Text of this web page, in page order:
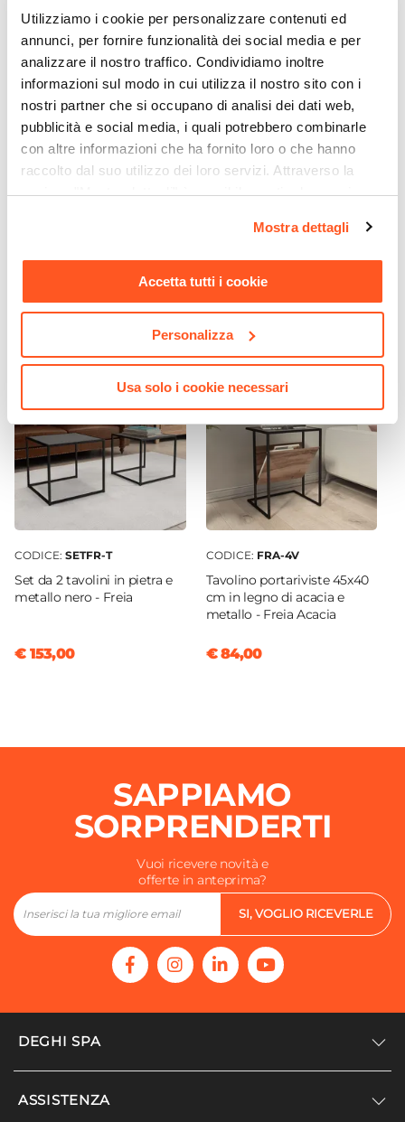
Utilizziamo i cookie per personalizzare contenuti ed
annunci, per fornire funzionalità dei social media e per
analizzare il nostro traffico. Condividiamo inoltre
informazioni sul modo in cui utilizza il nostro sito con i
nostri partner che si occupano di analisi dei dati web,
pubblicità e social media, i quali potrebbero combinarle
con altre informazioni che ha fornito loro o che hanno
raccolto dal suo utilizzo dei loro servizi. Attraverso la
sezione "Mostra dettagli" è possibile gestire le proprie
momento. Per maggiori informazioni si invita a leggere la
nostraCookie Policy.
Mostra dettagli
Accetta tutti i cookie
Personalizza
Usa solo i cookie necessari
Arreda con carattere il tuo ambiente indoor. É
sempre il posto giusto per vivere Freia.
Stupisci i tuoi ospiti e arreda con personalità il tuo
spazio quotidiano.
Riepilogo Caratteristiche
Larghezza
Profondità
35 cm
Altezza Vano
24 cm|39 cm
53,7 cm
Vani
Materiale
Ti suggeriamo anche
CODICE: SETFR-T
Set da 2 tavolini in pietra e
metallo nero - Freia
€ 153,00
CODICE: FRA-4V
Tavolino portariviste 45x40
cm in legno di acacia e
metallo - Freia Acacia
€ 84,00
SAPPIAMO
SORPRENDERTI
Vuoi ricevere novità e
offerte in anteprima?
SI, VOGLIO RICEVERLE
DEGHI SPA
Accedi/Registrati
ASSISTENZA